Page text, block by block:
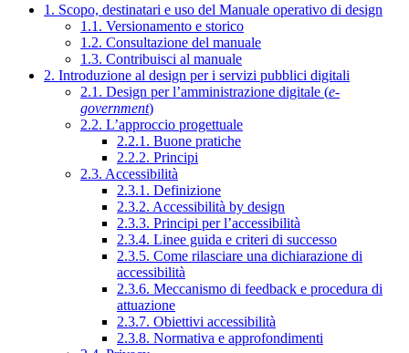
1. Scopo, destinatari e uso del Manuale operativo di design
1.1. Versionamento e storico
1.2. Consultazione del manuale
1.3. Contribuisci al manuale
2. Introduzione al design per i servizi pubblici digitali
2.1. Design per l’amministrazione digitale (e-
government)
2.2. L’approccio progettuale
2.2.1. Buone pratiche
2.2.2. Principi
2.3. Accessibilità
2.3.1. Definizione
2.3.2. Accessibilità by design
2.3.3. Principi per l’accessibilità
2.3.4. Linee guida e criteri di successo
2.3.5. Come rilasciare una dichiarazione di
accessibilità
2.3.6. Meccanismo di feedback e procedura di
attuazione
2.3.7. Obiettivi accessibilità
2.3.8. Normativa e approfondimenti